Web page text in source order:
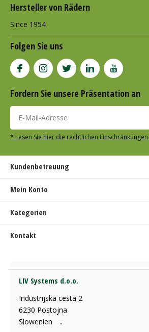
Hersteller von Rädern
Since 1954
Folgen Sie uns
Fordern Sie unsere Präsentation an
* Lesen Sie hier die rechtlichen Einschränkungen
Kundenbetreuung
Mein Konto
Kategorien
Kontakt
LIV Systems d.o.o.
Industrijska cesta 2
6230 Postojna
Slowenien
.